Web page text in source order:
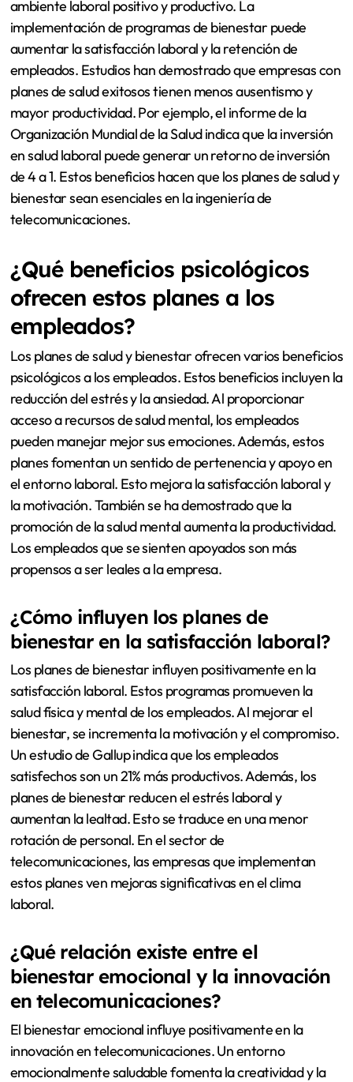
ambiente laboral positivo y productivo. La
implementación de programas de bienestar puede
aumentar la satisfacción laboral y la retención de
empleados. Estudios han demostrado que empresas con
planes de salud exitosos tienen menos ausentismo y
mayor productividad. Por ejemplo, el informe de la
Organización Mundial de la Salud indica que la inversión
en salud laboral puede generar un retorno de inversión
de 4 a 1. Estos beneficios hacen que los planes de salud y
bienestar sean esenciales en la ingeniería de
telecomunicaciones.
¿Qué beneficios psicológicos
ofrecen estos planes a los
empleados?
Los planes de salud y bienestar ofrecen varios beneficios
psicológicos a los empleados. Estos beneficios incluyen la
reducción del estrés y la ansiedad. Al proporcionar
acceso a recursos de salud mental, los empleados
pueden manejar mejor sus emociones. Además, estos
planes fomentan un sentido de pertenencia y apoyo en
el entorno laboral. Esto mejora la satisfacción laboral y
la motivación. También se ha demostrado que la
promoción de la salud mental aumenta la productividad.
Los empleados que se sienten apoyados son más
propensos a ser leales a la empresa.
¿Cómo influyen los planes de
bienestar en la satisfacción laboral?
Los planes de bienestar influyen positivamente en la
satisfacción laboral. Estos programas promueven la
salud física y mental de los empleados. Al mejorar el
bienestar, se incrementa la motivación y el compromiso.
Un estudio de Gallup indica que los empleados
satisfechos son un 21% más productivos. Además, los
planes de bienestar reducen el estrés laboral y
aumentan la lealtad. Esto se traduce en una menor
rotación de personal. En el sector de
telecomunicaciones, las empresas que implementan
estos planes ven mejoras significativas en el clima
laboral.
¿Qué relación existe entre el
bienestar emocional y la innovación
en telecomunicaciones?
El bienestar emocional influye positivamente en la
innovación en telecomunicaciones. Un entorno
emocionalmente saludable fomenta la creatividad y la